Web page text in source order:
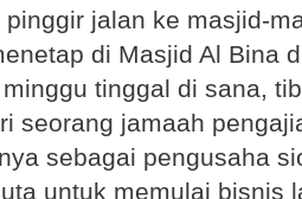
jalan ke masjid-
di Masjid Al Bina
tinggal di sana,
seorang jamaah
sebagai pengusaha
untuk memulai bisnis